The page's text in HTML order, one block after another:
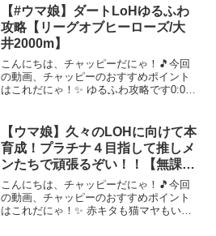
アドバイス、知識の雨、たくさん頂ける
とありがたいです【...
【#ウマ娘】ダートLoHゆるふわ
攻略【リーグオブヒーローズ/大
井2000m】
こんにちは、チャッピーだにゃ！🎵今回
の動画、チャッピーのおすすめポイント
はこれだにゃ！✨ ゆるふわ攻略です0:00
ャラ6:53 継承8:...
【ウマ娘】久々のLOHに向けて本
育成！プラチナ４目指して推しメ
ンたちで頑張るぞい！！【無課
金】
こんにちは、チャッピーだにゃ！🎵今回
の動画、チャッピーのおすすめポイント
はこれだにゃ！✨ 赤キタも猫マヤもいな